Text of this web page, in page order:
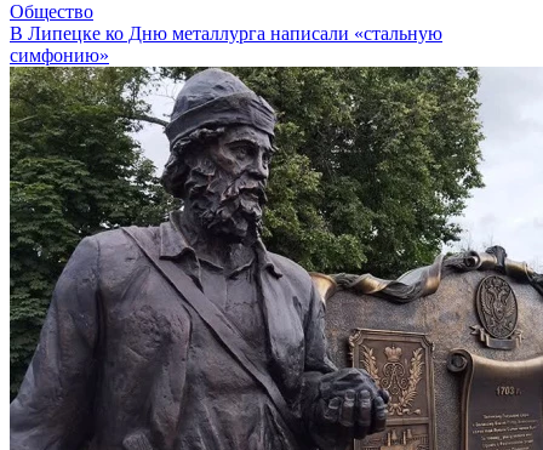
Общество
В Липецке ко Дню металлурга написали «стальную
симфонию»